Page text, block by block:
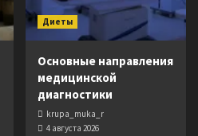
Диеты
Основные направления
медицинской
диагностики
krupa_muka_r
4 августа 2026